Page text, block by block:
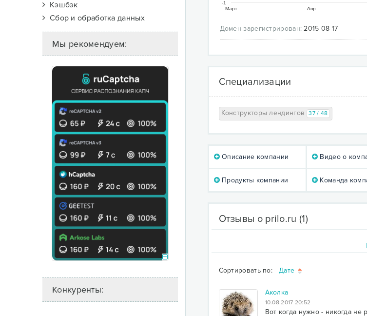
Кэшбэк
Сбор и обработка данных
Мы рекомендуем:
Конкуренты:
Март Апр
-1
Домен зарегистрирован: 2015-08-17
Специализации
Конструкторы лендингов 37 / 48
Описание компании Видео о
Продукты компании Команда
Отзывы о prilo.ru (1)
Сортировать по: Дате
Аколка
10.08.2017 20:52
Вот когда нужно - никогда не